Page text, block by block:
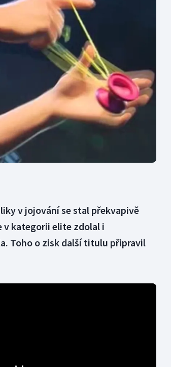
pětiboj
hry
volejbal
Vodní slalom
Volejbal
Ostatní
v jojování se stal překvapivě
v kategorii elite zdolal i
Toho o zisk další titulu připravil